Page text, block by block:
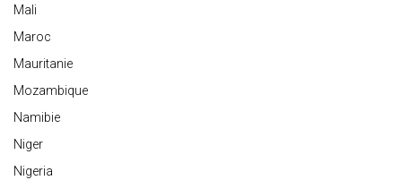
Mali
Maroc
Mauritanie
Mozambique
Namibie
Niger
Nigeria